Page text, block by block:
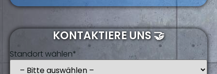
KONTAKTIERE UNS 🤝
Standort wählen*